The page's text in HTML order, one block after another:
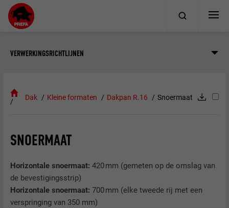
VERWERKINGSRICHTLIJNEN
Dak Kleine formaten Dakpan R.16 Snoermaat
SNOERMAAT
Horizontale snoermaat: 420 mm (gemeten op de omslag van
de bevestigingsstrip)
Horizontale snoermaat: 700 mm (elke tweede rij met een
verspringing van 350 mm)